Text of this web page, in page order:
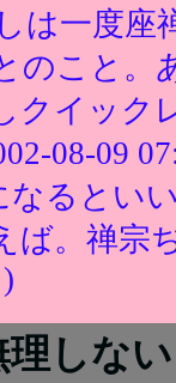
は一度座
のこと。
クイック
08-09
なるとい
ば。禅宗
しな